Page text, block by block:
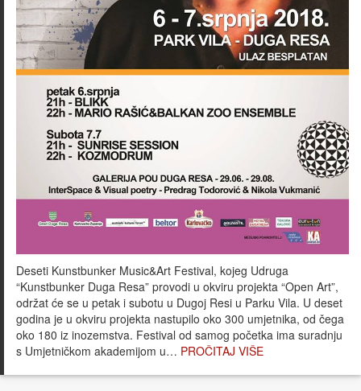
Deseti Kunstbunker Music&Art Festival, kojeg Udruga
“Kunstbunker Duga Resa” provodi u okviru projekta “Open Art”,
održat će se u petak i subotu u Dugoj Resi u Parku Vila. U deset
godina je u okviru projekta nastupilo oko 300 umjetnika, od čega
oko 180 iz inozemstva. Festival od samog početka ima suradnju
s Umjetničkom akademijom u… PROČITAJ VIŠE